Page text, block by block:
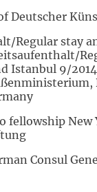
Deutscher
Regular stay
Istanbul 9/2014
fellowship New
Consul